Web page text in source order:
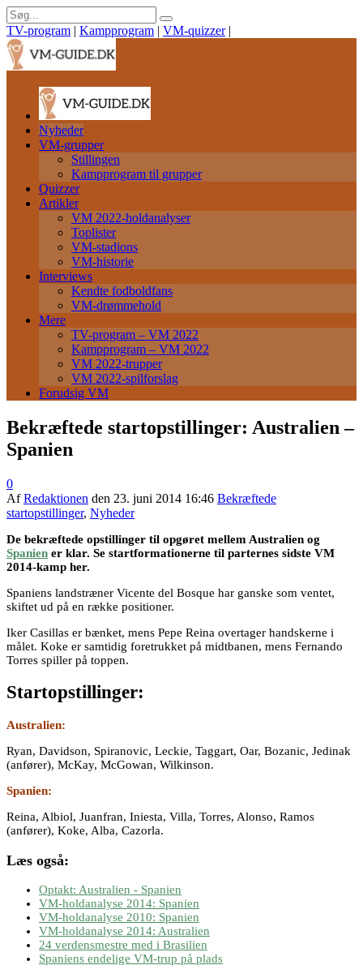
TV-program | Kampprogram | VM-quizzer |
Nyheder
VM-grupper
Stillingen
Kampprogram til grupper
Quizzer
Artikler
VM 2022-holdanalyser
Toplister
VM-stadions
VM-historie
Interviews
Kendte fodboldfans
VM-drømmehold
Mere
TV-program – VM 2022
Kampprogram – VM 2022
VM 2022-trupper
VM 2022-spilforslag
Forudsig VM
Bekræftede startopstillinger: Australien –
Spanien
0
AfRedaktionen den 23. juni 2014 16:46 Bekræftede
startopstillinger, Nyheder
De bekræftede opstillinger til opgøret mellem Australien og
Spanien er klar. Se startformationerne til parternes sidste VM
2014-kamp her.
Spaniens landstræner Vicente del Bosque har ganske som ventet,
skiftet ud på en række positioner.
Iker Casillas er bænket, mens Pepe Reina overtager handskerne i
målet. Koke er samtidig foretrukket på midtbanen, mens Fernando
Torres spiller på toppen.
Startopstillinger:
Australien:
Ryan, Davidson, Spiranovic, Leckie, Taggart, Oar, Bozanic, Jedinak
(anfører), McKay, McGowan, Wilkinson.
Spanien:
Reina, Albiol, Juanfran, Iniesta, Villa, Torres, Alonso, Ramos
(anfører), Koke, Alba, Cazorla.
Læs også:
Optakt: Australien - Spanien
VM-holdanalyse 2014: Spanien
VM-holdanalyse 2010: Spanien
VM-holdanalyse 2014: Australien
24 verdensmestre med i Brasilien
Spaniens endelige VM-trup på plads